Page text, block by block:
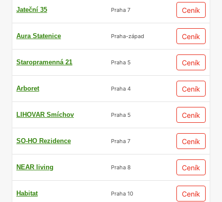
Jateční 35 Praha 7 Ceník
Aura Statenice Praha-západ Ceník
Staropramenná 21 Praha 5 Ceník
Arboret Praha 4 Ceník
LIHOVAR Smíchov Praha 5 Ceník
SO-HO Rezidence Praha 7 Ceník
NEAR living Praha 8 Ceník
Habitat Praha 10 Ceník